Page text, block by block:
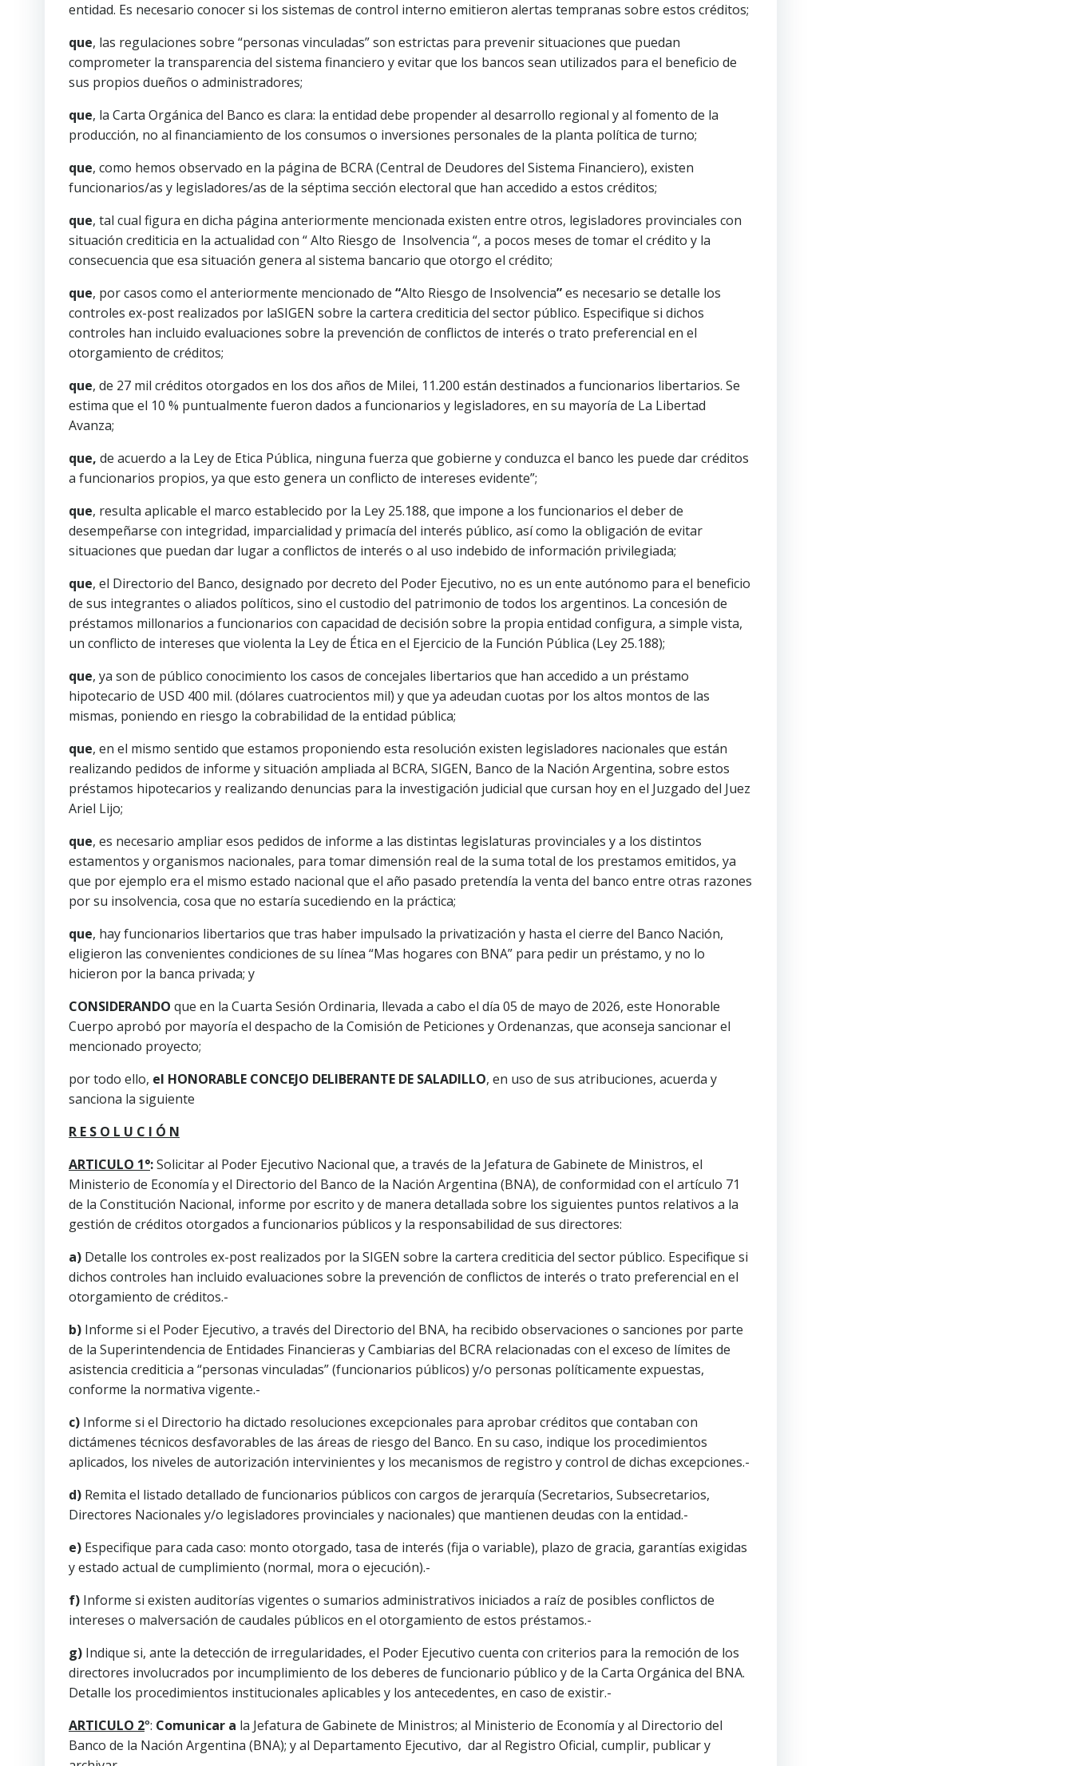
entidad. Es necesario conocer si los sistemas de control interno emitieron alertas tempranas sobre estos créditos;
que, las regulaciones sobre “personas vinculadas” son estrictas para prevenir situaciones que puedan
comprometer la transparencia del sistema financiero y evitar que los bancos sean utilizados para el beneficio de
sus propios dueños o administradores;
que, la Carta Orgánica del Banco es clara: la entidad debe propender al desarrollo regional y al fomento de la
producción, no al financiamiento de los consumos o inversiones personales de la planta política de turno;
que, como hemos observado en la página de BCRA (Central de Deudores del Sistema Financiero), existen
funcionarios/as y legisladores/as de la séptima sección electoral que han accedido a estos créditos;
que, tal cual figura en dicha página anteriormente mencionada existen entre otros, legisladores provinciales con
situación crediticia en la actualidad con “ Alto Riesgo de Insolvencia “, a pocos meses de tomar el crédito y la
consecuencia que esa situación genera al sistema bancario que otorgo el crédito;
que, por casos como el anteriormente mencionado de “Alto Riesgo de Insolvencia”es necesario se detalle los
controles ex-post realizados por laSIGEN sobre la cartera crediticia del sector público. Especifique si dichos
controles han incluido evaluaciones sobre la prevención de conflictos de interés o trato preferencial en el
otorgamiento de créditos;
que, de 27 mil créditos otorgados en los dos años de Milei, 11.200 están destinados a funcionarios libertarios. Se
estima que el 10 % puntualmente fueron dados a funcionarios y legisladores, en su mayoría de La Libertad
Avanza;
que, de acuerdo a la Ley de Etica Pública, ninguna fuerza que gobierne y conduzca el banco les puede dar créditos
a funcionarios propios, ya que esto genera un conflicto de intereses evidente”;
que, resulta aplicable el marco establecido por la Ley 25.188, que impone a los funcionarios el deber de
desempeñarse con integridad, imparcialidad y primacía del interés público, así como la obligación de evitar
situaciones que puedan dar lugar a conflictos de interés o al uso indebido de información privilegiada;
que, el Directorio del Banco, designado por decreto del Poder Ejecutivo, no es un ente autónomo para el beneficio
de sus integrantes o aliados políticos, sino el custodio del patrimonio de todos los argentinos. La concesión de
préstamos millonarios a funcionarios con capacidad de decisión sobre la propia entidad configura, a simple vista,
un conflicto de intereses que violenta la Ley de Ética en el Ejercicio de la Función Pública (Ley 25.188);
que, ya son de público conocimiento los casos de concejales libertarios que han accedido a un préstamo
hipotecario de USD 400 mil. (dólares cuatrocientos mil) y que ya adeudan cuotas por los altos montos de las
mismas, poniendo en riesgo la cobrabilidad de la entidad pública;
que, en el mismo sentido que estamos proponiendo esta resolución existen legisladores nacionales que están
realizando pedidos de informe y situación ampliada al BCRA, SIGEN, Banco de la Nación Argentina, sobre estos
préstamos hipotecarios y realizando denuncias para la investigación judicial que cursan hoy en el Juzgado del Juez
Ariel Lijo;
que, es necesario ampliar esos pedidos de informe a las distintas legislaturas provinciales y a los distintos
estamentos y organismos nacionales, para tomar dimensión real de la suma total de los prestamos emitidos, ya
que por ejemplo era el mismo estado nacional que el año pasado pretendía la venta del banco entre otras razones
por su insolvencia, cosa que no estaría sucediendo en la práctica;
que, hay funcionarios libertarios que tras haber impulsado la privatización y hasta el cierre del Banco Nación,
eligieron las convenientes condiciones de su línea “Mas hogares con BNA” para pedir un préstamo, y no lo
hicieron por la banca privada; y
CONSIDERANDO que en la Cuarta Sesión Ordinaria, llevada a cabo el día 05 de mayo de 2026, este Honorable
Cuerpo aprobó por mayoría el despacho de la Comisión de Peticiones y Ordenanzas, que aconseja sancionar el
mencionado proyecto;
por todo ello, el HONORABLE CONCEJO DELIBERANTE DE SALADILLO, en uso de sus atribuciones, acuerda y
sanciona la siguiente
R E S O L U C I Ó N
ARTICULO 1°:Solicitar al Poder Ejecutivo Nacional que, a través de la Jefatura de Gabinete de Ministros, el
Ministerio de Economía y el Directorio del Banco de la Nación Argentina (BNA), de conformidad con el artículo 71
de la Constitución Nacional, informe por escrito y de manera detallada sobre los siguientes puntos relativos a la
gestión de créditos otorgados a funcionarios públicos y la responsabilidad de sus directores:
a) Detalle los controles ex-post realizados por la SIGEN sobre la cartera crediticia del sector público. Especifique si
dichos controles han incluido evaluaciones sobre la prevención de conflictos de interés o trato preferencial en el
otorgamiento de créditos.-
b) Informe si el Poder Ejecutivo, a través del Directorio del BNA, ha recibido observaciones o sanciones por parte
de la Superintendencia de Entidades Financieras y Cambiarias del BCRA relacionadas con el exceso de límites de
asistencia crediticia a “personas vinculadas” (funcionarios públicos) y/o personas políticamente expuestas,
conforme la normativa vigente.-
c) Informe si el Directorio ha dictado resoluciones excepcionales para aprobar créditos que contaban con
dictámenes técnicos desfavorables de las áreas de riesgo del Banco. En su caso, indique los procedimientos
aplicados, los niveles de autorización intervinientes y los mecanismos de registro y control de dichas excepciones.-
d) Remita el listado detallado de funcionarios públicos con cargos de jerarquía (Secretarios, Subsecretarios,
Directores Nacionales y/o legisladores provinciales y nacionales) que mantienen deudas con la entidad.-
e) Especifique para cada caso: monto otorgado, tasa de interés (fija o variable), plazo de gracia, garantías exigidas
y estado actual de cumplimiento (normal, mora o ejecución).-
f) Informe si existen auditorías vigentes o sumarios administrativos iniciados a raíz de posibles conflictos de
intereses o malversación de caudales públicos en el otorgamiento de estos préstamos.-
g) Indique si, ante la detección de irregularidades, el Poder Ejecutivo cuenta con criterios para la remoción de los
directores involucrados por incumplimiento de los deberes de funcionario público y de la Carta Orgánica del BNA.
Detalle los procedimientos institucionales aplicables y los antecedentes, en caso de existir.-
ARTICULO 2°: Comunicar a la Jefatura de Gabinete de Ministros; al Ministerio de Economía y al Directorio del
Banco de la Nación Argentina (BNA); y al Departamento Ejecutivo, dar al Registro Oficial, cumplir, publicar y